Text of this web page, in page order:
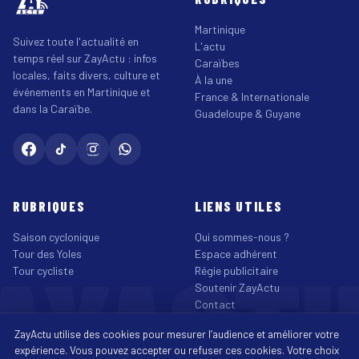
Suivez toute l'actualité en
temps réel sur ZayActu : infos
locales, faits divers, culture et
événements en Martinique et
dans la Caraïbe.
Martinique
L'actu
Caraïbes
À la une
France & Internationale
Guadeloupe & Guyane
RUBRIQUES
Saison cyclonique
Tour des Yoles
Tour cycliste
LIENS UTILES
Qui sommes-nous ?
Espace adhérent
Régie publicitaire
Soutenir ZayActu
Contact
Agency
Mentions légalesConfidentialitéCookiesCGUAccessibilité ↑
ZayActu utilise des cookies pour mesurer l’audience et améliorer votre
expérience. Vous pouvez accepter ou refuser ces cookies. Votre choix